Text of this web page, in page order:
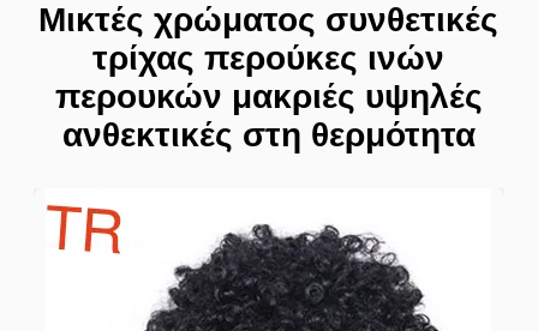
Μικτές χρώματος συνθετικές
τρίχας περούκες ινών
περουκών μακριές υψηλές
ανθεκτικές στη θερμότητα